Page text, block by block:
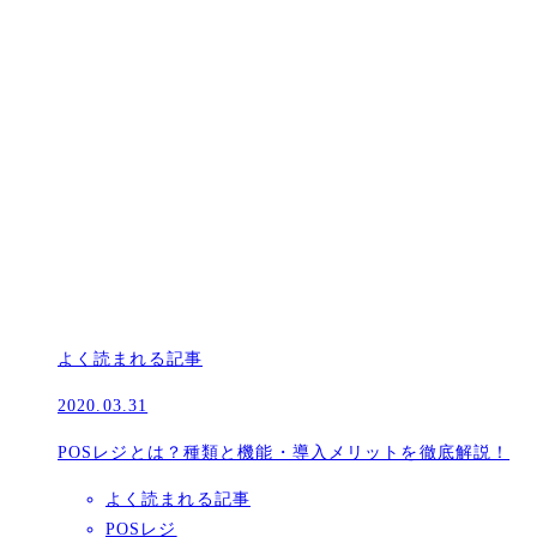
よく読まれる記事
2020.03.31
POSレジとは？種類と機能・導入メリットを徹底解説！
よく読まれる記事
POSレジ